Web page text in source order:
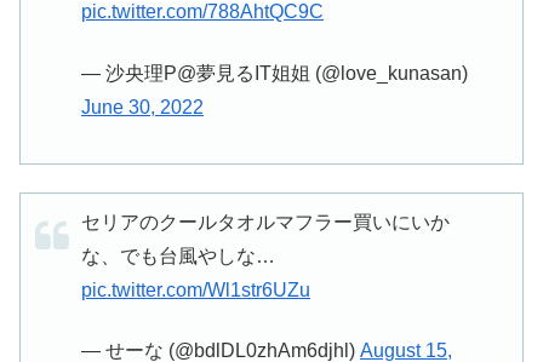
pic.twitter.com/788AhtQC9C
— 沙央理P@夢見るIT姐姐 (@love_kunasan)
June 30, 2022
セリアのクールタオルマフラー買いにいか
な、でも台風やしな…
pic.twitter.com/Wl1str6UZu
— せーな (@bdlDL0zhAm6djhl) August 15,